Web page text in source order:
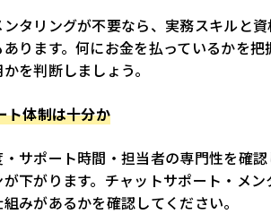
タリングが不要なら、実務スキルと
ります。何にお金を払っているかを
を判断しましょう。
体制は十分か
サポート時間・担当者の専門性を確
下がります。チャットサポート・メ
みがあるかを確認してください。